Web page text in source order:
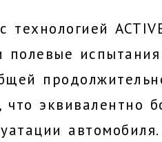
технологией
полевые
что эквивалентно